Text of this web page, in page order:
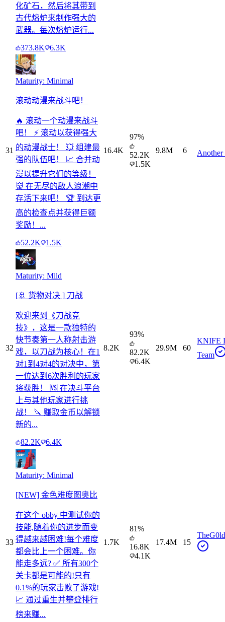
化矿石，然后将其带到
古代熔炉来制作强大的
武器。每次熔炉运行...
373.8K 6.3K
31
Maturity: Minimal
滚动动漫来战斗吧！
🔥 滚动一个动漫来战斗
吧！ ⚡ 滚动以获得强大
的动漫战士！ 💥 组建最
强的队伍吧！ 📈 合并动
漫以提升它们的等级！
👹 在无尽的敌人浪潮中
存活下来吧！ 🏆 到达更
高的检查点并获得巨额
奖励！...
52.2K 1.5K
16.4K
97%
52.2K
1.5K
9.8M 6 Another
32
Maturity: Mild
[🚢 货物对决 ] 刀战
欢迎来到《刀战竞
技》，这是一款独特的
快节奏第一人称射击游
戏，以刀战为核心！在1
对1到4对4的对决中，第
一位达到6次胜利的玩家
将获胜！ 🆚 在决斗平台
上与其他玩家进行挑
战！ 🔪 赚取金币以解锁
新的...
82.2K 6.4K
8.2K
93%
82.2K
6.4K
29.9M 60
KNIFE
Team
33
Maturity: Minimal
[NEW] 金色难度图奥比
在这个 obby 中测试你的
技能,随着你的进步而变
得越来越困难!每个难度
都会比上一个困难。你
能走多远? ✅ 所有300个
关卡都是可能的!只有
0.1%的玩家击败了游戏!
📈 通过重生并攀登排行
榜来赚...
1.7K
81%
16.8K
4.1K
17.4M 15